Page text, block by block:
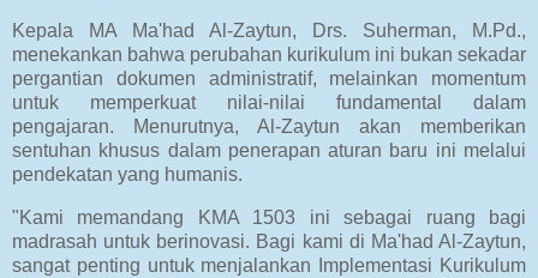
Kepala MA Ma'had Al-Zaytun, Drs. Suherman, M.Pd.,
menekankan bahwa perubahan kurikulum ini bukan sekadar
pergantian dokumen administratif, melainkan momentum
untuk memperkuat nilai-nilai fundamental dalam
pengajaran. Menurutnya, Al-Zaytun akan memberikan
sentuhan khusus dalam penerapan aturan baru ini melalui
pendekatan yang humanis.
"Kami memandang KMA 1503 ini sebagai ruang bagi
madrasah untuk berinovasi. Bagi kami di Ma'had Al-Zaytun,
sangat penting untuk menjalankan Implementasi Kurikulum